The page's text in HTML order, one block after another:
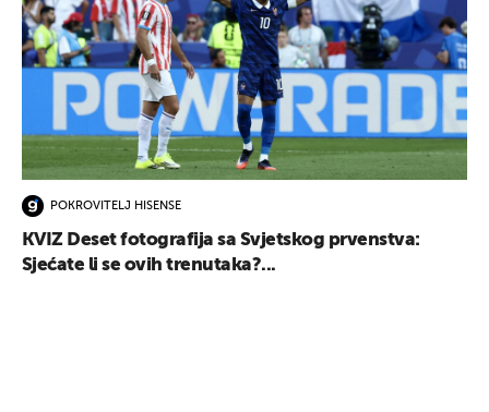
POKROVITELJ HISENSE
KVIZ Deset fotografija sa Svjetskog prvenstva:
Sjećate li se ovih trenutaka?...